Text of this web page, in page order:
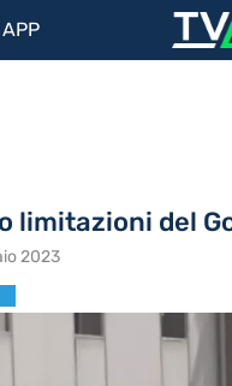
limitazioni del
2023